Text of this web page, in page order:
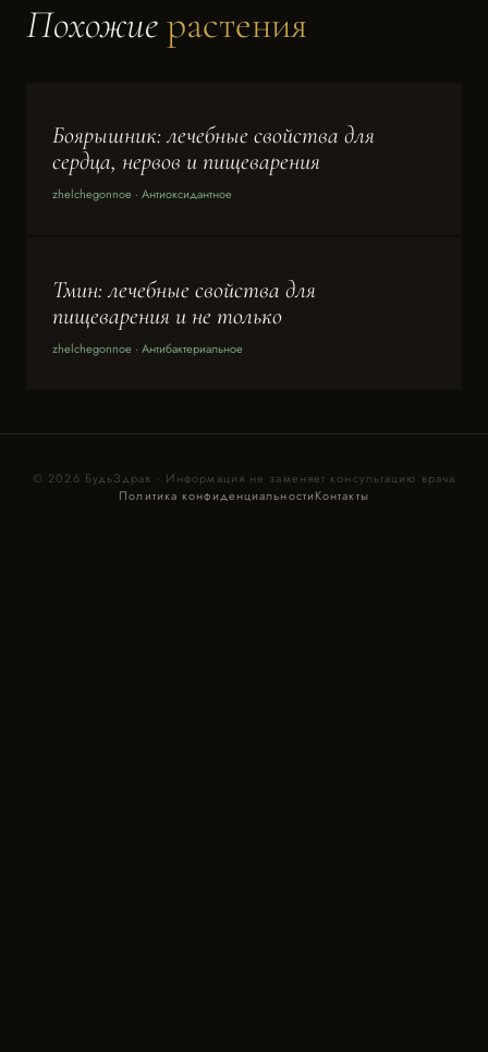
Похожиерастения
Боярышник: лечебные свойства для
сердца, нервов и пищеварения
zhelchegonnoe · Антиоксидантное
Тмин: лечебные свойства для
пищеварения и не только
zhelchegonnoe · Антибактериальное
© 2026 БудьЗдрав · Информация не заменяет консультацию врача
Политика конфиденциальностиКонтакты